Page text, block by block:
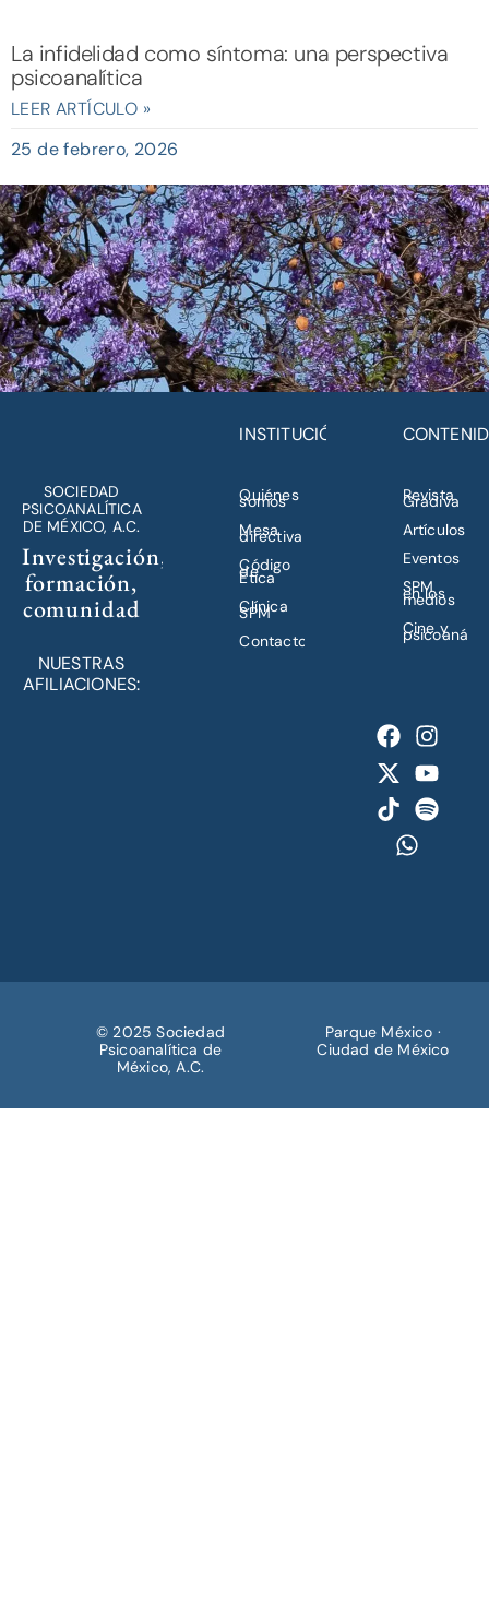
La infidelidad como síntoma: una perspectiva
psicoanalítica
LEER ARTÍCULO »
25 de febrero, 2026
SOCIEDAD
PSICOANALÍTICA
DE MÉXICO, A.C.
Investigación,
formación,
comunidad
NUESTRAS
AFILIACIONES:
INSTITUCIÓN
Quiénes
somos
Mesa
directiva
Código
de
Ética
Clínica
SPM
Contacto
Revista
Gradiva
Artículos
Eventos
SPM
en los
medios
Cine y
© 2025 Sociedad
Psicoanalítica de
México, A.C.
Parque México ·
Ciudad de México